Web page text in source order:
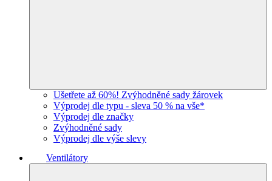
Ušetřete až 60%! Zvýhodněné sady žárovek
Výprodej dle typu - sleva 50 % na vše*
Výprodej dle značky
Zvýhodněné sady
Výprodej dle výše slevy
Ventilátory